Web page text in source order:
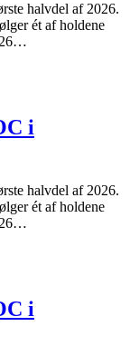
halvdel af 2026.
ét af holdene
i
halvdel af 2026.
ét af holdene
i